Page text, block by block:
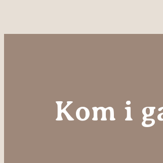
Kom i